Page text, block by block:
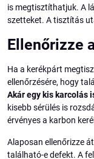
is megtisztíthatjuk. A
szetteket. A tisztítás
Ellenőrizze
Ha a kerékpárt
ellenőrzésére, hogy
Akár egy kis karcolás
kisebb sérülés is
érvényes a karbon
Alaposan ellenőrizze
található-e defekt. A